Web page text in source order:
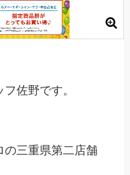
佐野です。
の三重県第二店舗